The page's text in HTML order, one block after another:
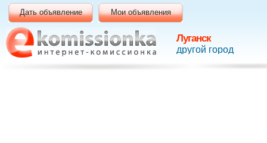
Луганск
другой город
Дать объявление Мои объявления